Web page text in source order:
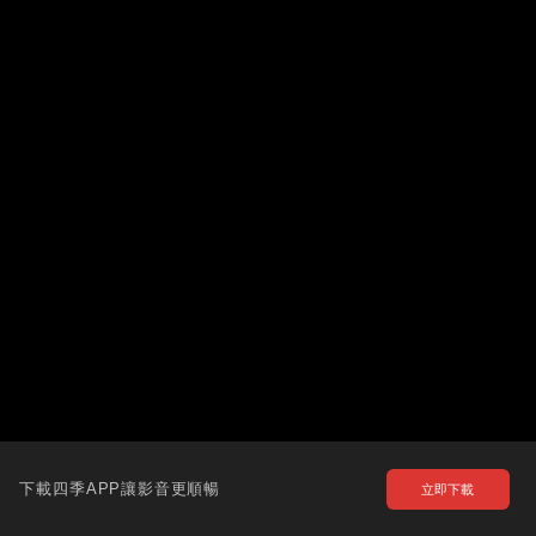
下載四季APP讓影音更順暢 立即下載